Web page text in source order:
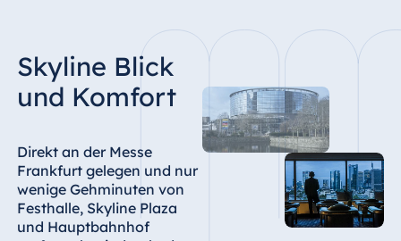
Skyline Blick
und Komfort
Direkt an der Messe
Frankfurt gelegen und nur
wenige Gehminuten von
Festhalle, Skyline Plaza
und Hauptbahnhof